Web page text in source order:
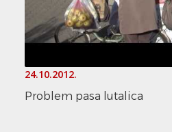
24.10.2012.
Problem pasa lutalica